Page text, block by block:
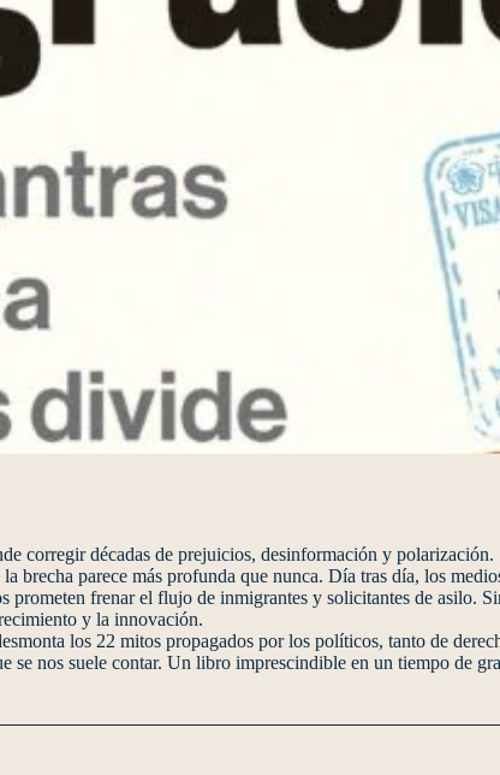
corregir décadas de prejuicios, desinformación y polarización.
brecha parece más profunda que nunca. Día tras día, los
frenar el flujo de inmigrantes y solicitantes de asilo.
y la innovación.
los 22 mitos propagados por los políticos, tanto de
nos suele contar. Un libro imprescindible en un tiempo de